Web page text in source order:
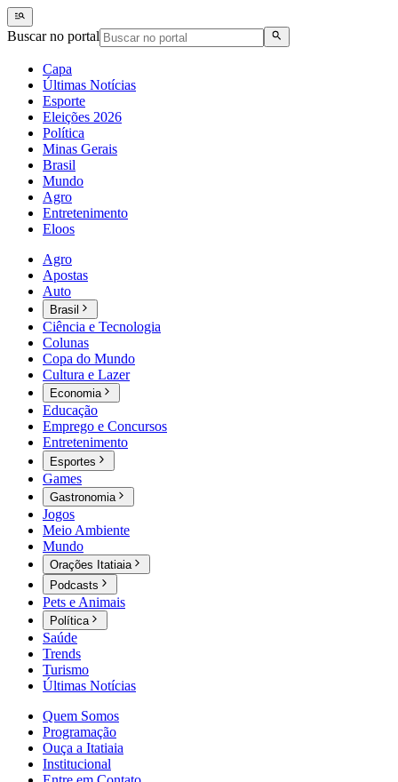
Buscar no portal
Capa
Últimas Notícias
Esporte
Eleições 2026
Política
Minas Gerais
Brasil
Mundo
Agro
Entretenimento
Eloos
Agro
Apostas
Auto
Brasil
Ciência e Tecnologia
Colunas
Copa do Mundo
Cultura e Lazer
Economia
Educação
Emprego e Concursos
Entretenimento
Esportes
Games
Gastronomia
Jogos
Meio Ambiente
Mundo
Orações Itatiaia
Podcasts
Pets e Animais
Política
Saúde
Trends
Turismo
Últimas Notícias
Quem Somos
Programação
Ouça a Itatiaia
Institucional